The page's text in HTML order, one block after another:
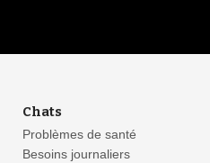
Chats
Problèmes de santé
Besoins journaliers